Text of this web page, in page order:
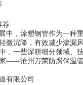
荐
中，涂塑钢管作为一种
微沉降，有效减少渗漏
，一些深耕细分领域、
——沧州万荣防腐保温管
有限公司